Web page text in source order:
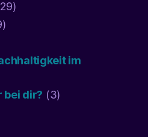
im
bei dir? (3)